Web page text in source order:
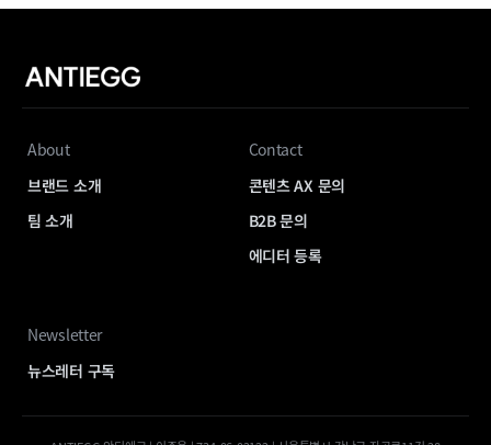
About
브랜드 소개
팀 소개
Contact
콘텐츠 AX 문의
B2B 문의
에디터 등록
Newsletter
뉴스레터 구독